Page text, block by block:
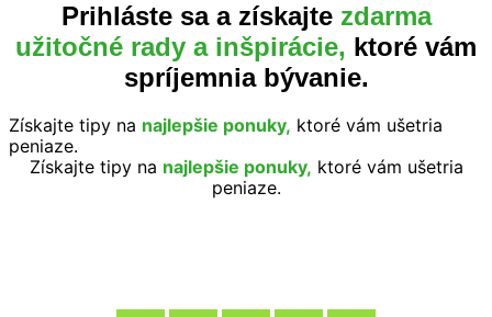
Prihláste sa a získajte zdarma
užitočné rady a inšpirácie, ktoré vám
spríjemnia bývanie.
Získajte tipy na najlepšie ponuky, ktoré vám ušetria
peniaze.
Získajte tipy na najlepšie ponuky, ktoré vám ušetria
peniaze.